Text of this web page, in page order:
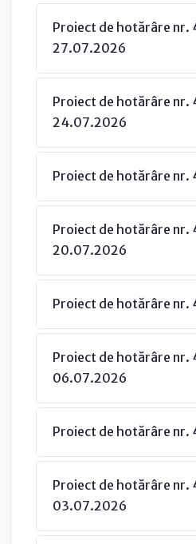
Proiect de hotărâre nr.
27.07.2026
Proiect de hotărâre nr.
24.07.2026
Proiect de hotărâre nr.
Proiect de hotărâre nr.
20.07.2026
Proiect de hotărâre nr.
Proiect de hotărâre nr.
06.07.2026
Proiect de hotărâre nr.
Proiect de hotărâre nr.
03.07.2026